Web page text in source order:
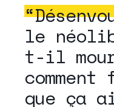
le
t-il
que ça